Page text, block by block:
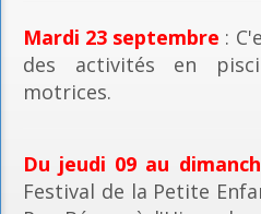
Mardi 23 septembre :
des activités en
motrices.
Du jeudi 09 au
Festival de la Petite